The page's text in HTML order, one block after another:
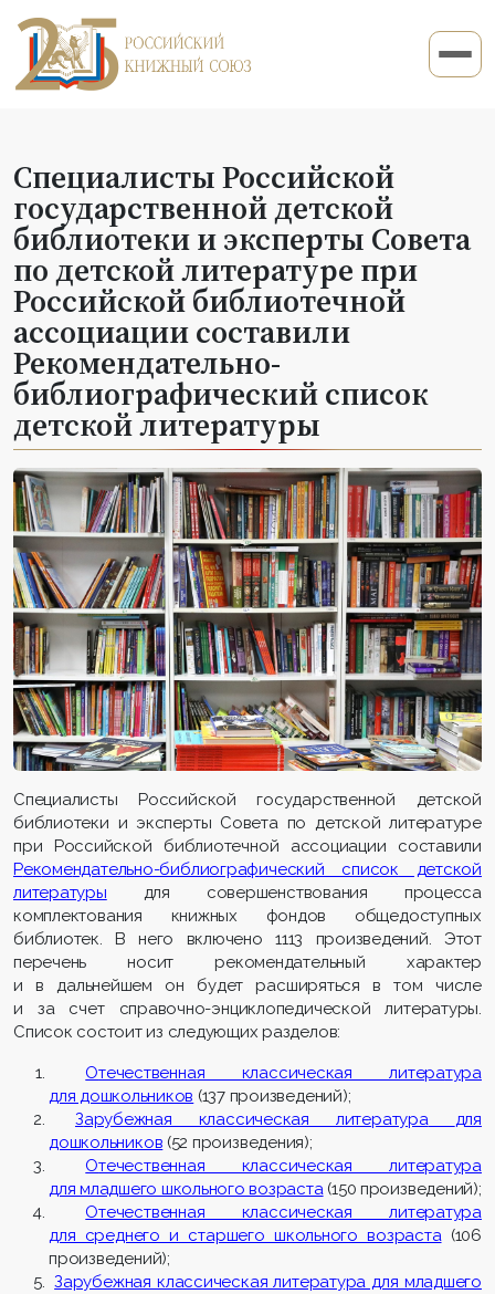
Специалисты Российской
государственной детской
библиотеки и эксперты Совета
по детской литературе при
Российской библиотечной
ассоциации составили
Рекомендательно-
библиографический список
детской литературы
Специалисты Российской государственной детской
библиотеки и эксперты Совета по детской литературе
при Российской библиотечной ассоциации составили
Рекомендательно-библиографический список детской
литературы для совершенствования процесса
комплектования книжных фондов общедоступных
библиотек. В него включено 1113 произведений. Этот
перечень носит рекомендательный характер
и в дальнейшем он будет расширяться в том числе
и за счет справочно-энциклопедической литературы.
Список состоит из следующих разделов:
Отечественная классическая литература
для дошкольников (137 произведений);
Зарубежная классическая литература для
дошкольников (52 произведения);
Отечественная классическая литература
для младшего школьного возраста(150 произведений);
Отечественная классическая литература
для среднего и старшего школьного возраста(106
произведений);
Зарубежная классическая литература для младшего